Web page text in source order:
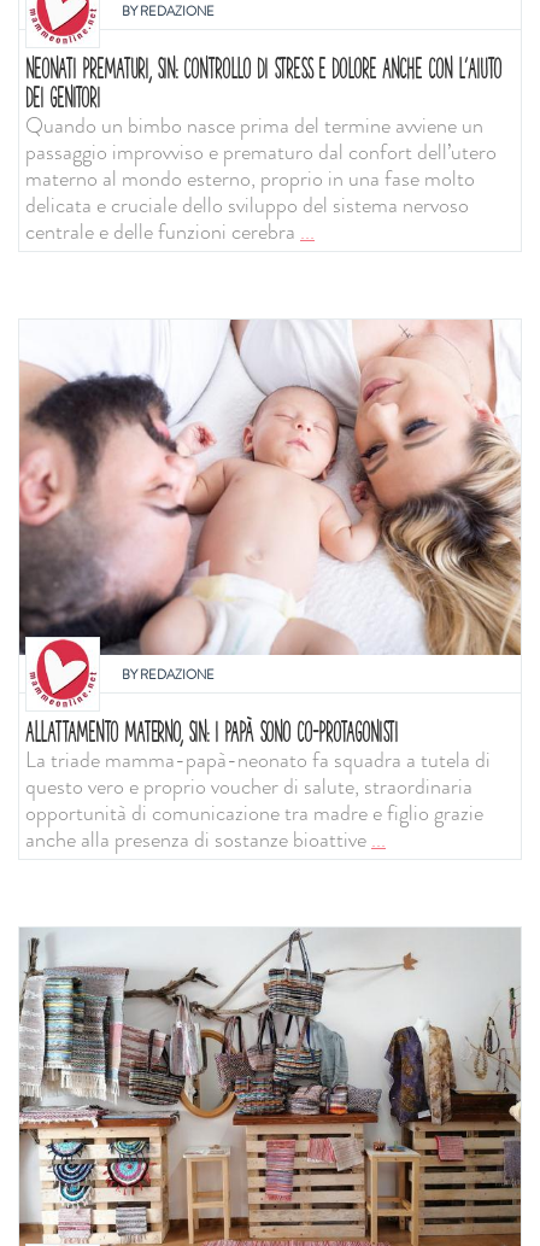
BYREDAZIONE
NEONATI PREMATURI, SIN: CONTROLLO DI STRESS E DOLORE ANCHE CON L'AIUTO
DEI GENITORI
Quando un bimbo nasce prima del termine avviene un
passaggio improvviso e prematuro dal confort dell’utero
materno al mondo esterno, proprio in una fase molto
delicata e cruciale dello sviluppo del sistema nervoso
centrale e delle funzioni cerebra...
BYREDAZIONE
ALLATTAMENTO MATERNO, SIN: I PAPÀ SONO CO-PROTAGONISTI
La triade mamma-papà-neonato fa squadra a tutela di
questo vero e proprio voucher di salute, straordinaria
opportunità di comunicazione tra madre e figlio grazie
anche alla presenza di sostanze bioattive...